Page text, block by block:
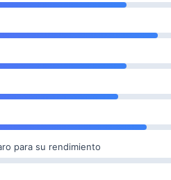
para su rendimiento